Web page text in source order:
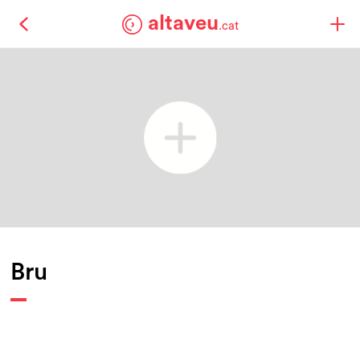
altaveu.cat
Bru